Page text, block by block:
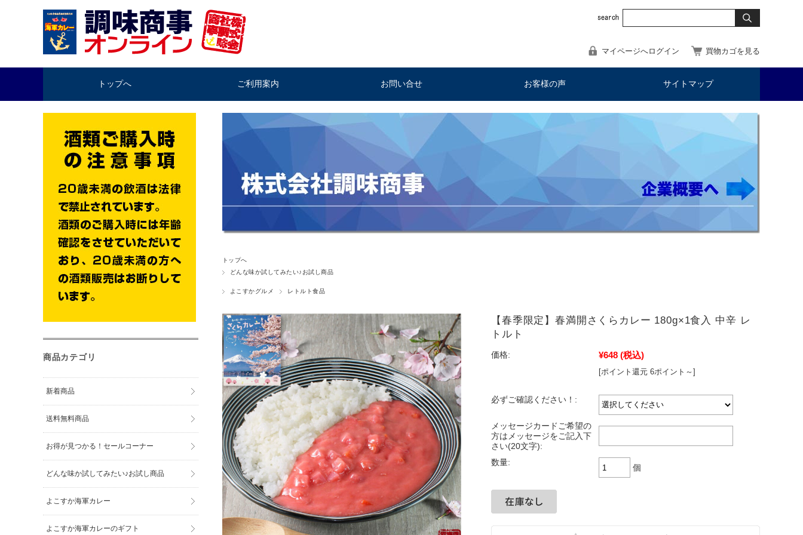
マイページへログイン 買物カゴを見る
トップへ ご利用案内 お問い合せ お客様の声 サイトマップ
トップへ
どんな味か試してみたい♪お試し商品
よこすかグルメ レトルト食品
【春季限定】春満開さくらカレー 180g×1食入 中辛 レ
トルト
価格: ¥648 (税込)
[ポイント還元 6ポイント～]
必ずご確認ください！:
メッセージカードご希望の
方はメッセージをご記入下
さい(20文字):
数量:
個
商品カテゴリ
新着商品
送料無料商品
お得が見つかる！セールコーナー
どんな味か試してみたい♪お試し商品
よこすか海軍カレー
よこすか海軍カレーのギフト